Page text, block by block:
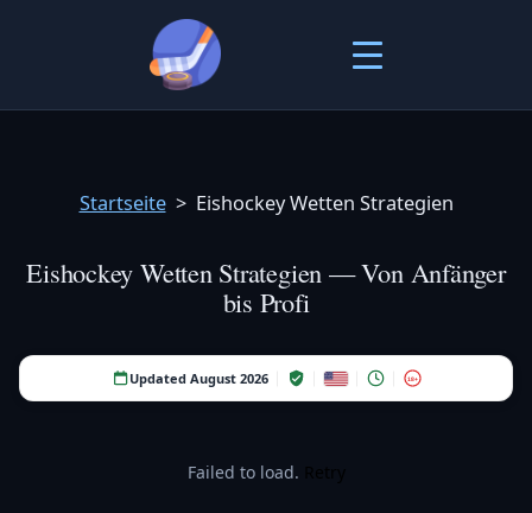
Startseite > Eishockey Wetten Strategien
Eishockey Wetten Strategien — Von Anfänger
bis Profi
Updated August 2026 18+
Failed to load.